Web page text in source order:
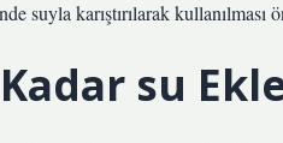
suyla karıştırılarak kullanılması
su